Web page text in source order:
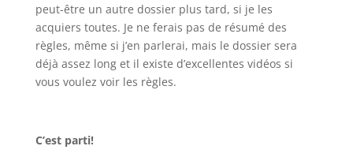
peut-être un autre dossier plus tard, si je les
acquiers toutes. Je ne ferais pas de résumé des
règles, même si j’en parlerai, mais le dossier sera
déjà assez long et il existe d’excellentes vidéos si
vous voulez voir les règles.
C’est parti!